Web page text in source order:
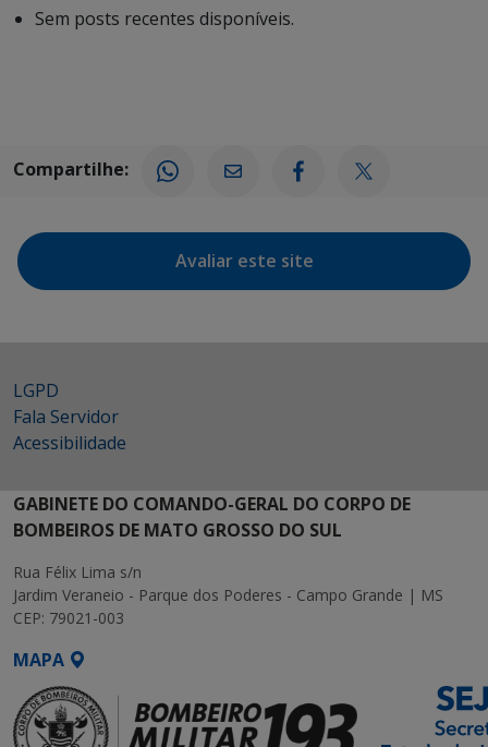
Sem posts recentes disponíveis.
Compartilhe:
Avaliar este site
LGPD
Fala Servidor
Acessibilidade
GABINETE DO COMANDO-GERAL DO CORPO DE
BOMBEIROS DE MATO GROSSO DO SUL
Rua Félix Lima s/n
Jardim Veraneio - Parque dos Poderes - Campo Grande | MS
CEP: 79021-003
MAPA